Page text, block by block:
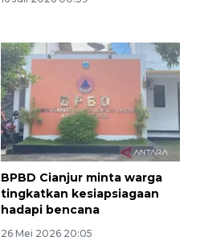
BPBD Cianjur minta warga
tingkatkan kesiapsiagaan
hadapi bencana
26 Mei 2026 20:05